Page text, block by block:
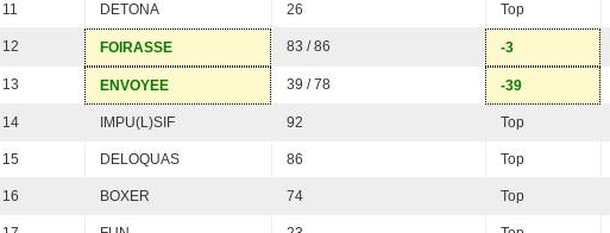
11 DETONA 26 Top
12 FOIRASSE 83 / 86 -3
13 ENVOYEE 39 / 78 -39
14 IMPU(L)SIF 92 Top
15 DELOQUAS 86 Top
16 BOXER 74 Top